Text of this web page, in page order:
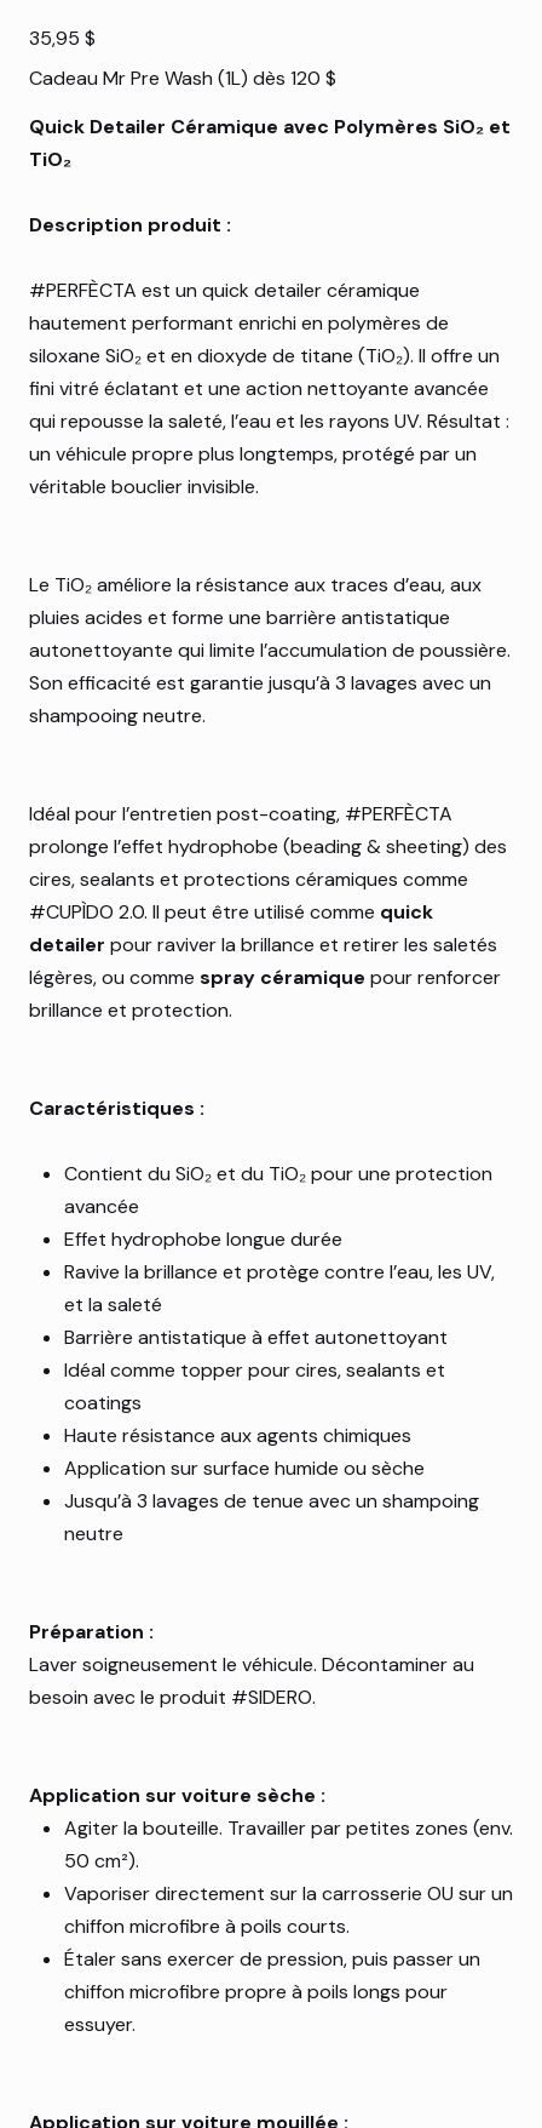
Prix
35,95 $
Cadeau Mr Pre Wash (1L) dès 120 $
Quick Detailer Céramique avec Polymères SiO₂ et
TiO₂
Description produit :
#PERFÈCTA est un quick detailer céramique
hautement performant enrichi en polymères de
siloxane SiO₂ et en dioxyde de titane (TiO₂). Il offre un
fini vitré éclatant et une action nettoyante avancée
qui repousse la saleté, l’eau et les rayons UV. Résultat :
un véhicule propre plus longtemps, protégé par un
véritable bouclier invisible.
Le TiO₂ améliore la résistance aux traces d’eau, aux
pluies acides et forme une barrière antistatique
autonettoyante qui limite l’accumulation de poussière.
Son efficacité est garantie jusqu’à 3 lavages avec un
shampooing neutre.
Idéal pour l’entretien post-coating, #PERFÈCTA
prolonge l’effet hydrophobe (beading & sheeting) des
cires, sealants et protections céramiques comme
#CUPÌDO 2.0. Il peut être utilisé comme quick
detailer pour raviver la brillance et retirer les saletés
légères, ou comme spray céramique pour renforcer
brillance et protection.
Caractéristiques :
Contient du SiO₂ et du TiO₂ pour une protection
avancée
Effet hydrophobe longue durée
Ravive la brillance et protège contre l’eau, les UV,
et la saleté
Barrière antistatique à effet autonettoyant
Idéal comme topper pour cires, sealants et
coatings
Haute résistance aux agents chimiques
Application sur surface humide ou sèche
Jusqu’à 3 lavages de tenue avec un shampoing
neutre
Préparation :
Laver soigneusement le véhicule. Décontaminer au
besoin avec le produit #SIDERO.
Application sur voiture sèche :
Agiter la bouteille. Travailler par petites zones (env.
50 cm²).
Vaporiser directement sur la carrosserie OU sur un
chiffon microfibre à poils courts.
Étaler sans exercer de pression, puis passer un
chiffon microfibre propre à poils longs pour
essuyer.
Application sur voiture mouillée :